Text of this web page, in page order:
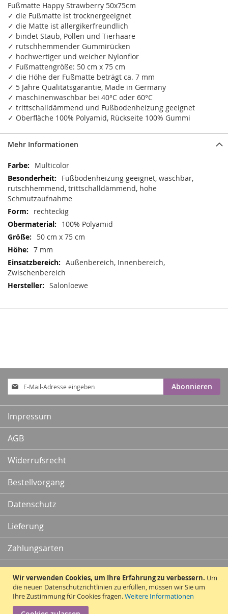
Wir verwenden Cookies, um Ihre Erfahrung zu verbessern. Um
die neuen Datenschutzrichtlinien zu erfüllen, müssen wir Sie um
Ihre Zustimmung für Cookies fragen.Weitere Informationen
Fußmatte Happy Strawberry 50x75cm
✓ die Fußmatte ist trocknergeeignet
✓ die Matte ist allergikerfreundlich
✓ bindet Staub, Pollen und Tierhaare
✓ rutschhemmender Gummirücken
✓ hochwertiger und weicher Nylonflor
✓ Fußmattengröße: 50 cm x 75 cm
✓ die Höhe der Fußmatte beträgt ca. 7 mm
✓ 5 Jahre Qualitätsgarantie, Made in Germany
✓ maschinenwaschbar bei 40°C oder 60°C
✓ trittschalldämmend und Fußbodenheizung geeignet
✓ Oberfläche 100% Polyamid, Rückseite 100% Gummi
Mehr Informationen
Mehr
Informationen
Multicolor
Fußbodenheizung geeignet, waschbar,
rutschhemmend, trittschalldämmend, hohe
Schmutzaufnahme
rechteckig
100% Polyamid
50 cm x 75 cm
7 mm
Außenbereich, Innenbereich,
Zwischenbereich
Salonloewe
Anmeldung
zum
Newsletter:
Abonnieren
Impressum
AGB
Widerrufsrecht
Bestellvorgang
Datenschutz
Lieferung
Zahlungsarten
Kontakt
Vertrag widerrufen